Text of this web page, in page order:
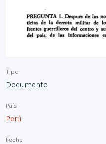
Tipo
Documento
País
Perú
Fecha